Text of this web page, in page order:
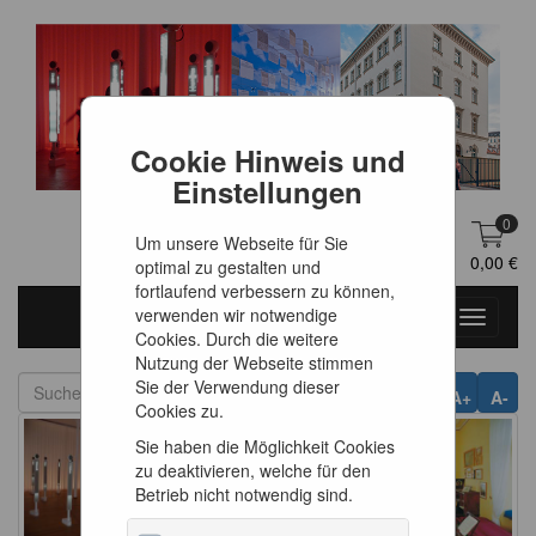
Cookie Hinweis und
Einstellungen
Um unsere Webseite für Sie
optimal zu gestalten und
fortlaufend verbessern zu können,
verwenden wir notwendige
Cookies. Durch die weitere
Nutzung der Webseite stimmen
Sie der Verwendung dieser
Cookies zu.
Sie haben die Möglichkeit Cookies
zu deaktivieren, welche für den
Betrieb nicht notwendig sind.
DE
0
0,00 €
Toggle
A-
A+